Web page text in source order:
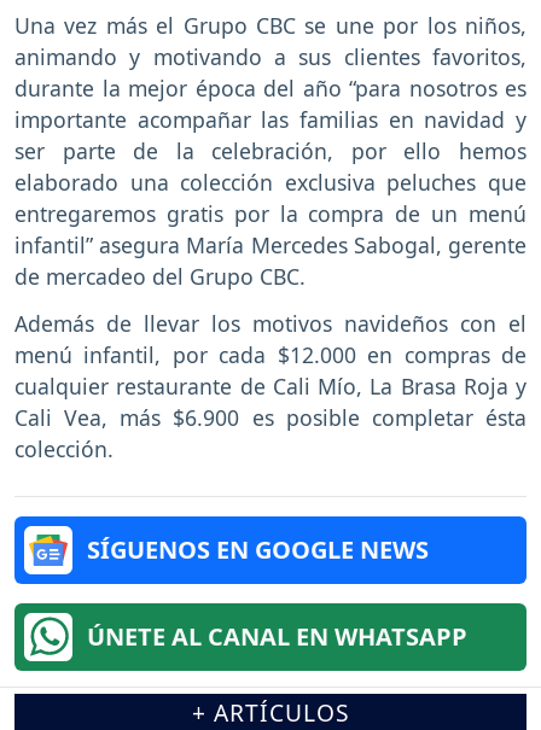
Una vez más el Grupo CBC se une por los niños,
animando y motivando a sus clientes favoritos,
durante la mejor época del año “para nosotros es
importante acompañar las familias en navidad y
ser parte de la celebración, por ello hemos
elaborado una colección exclusiva peluches que
entregaremos gratis por la compra de un menú
infantil” asegura María Mercedes Sabogal, gerente
de mercadeo del Grupo CBC.
Además de llevar los motivos navideños con el
menú infantil, por cada $12.000 en compras de
cualquier restaurante de Cali Mío, La Brasa Roja y
Cali Vea, más $6.900 es posible completar ésta
colección.
SÍGUENOS EN GOOGLE NEWS
ÚNETE AL CANAL EN WHATSAPP
+ ARTÍCULOS